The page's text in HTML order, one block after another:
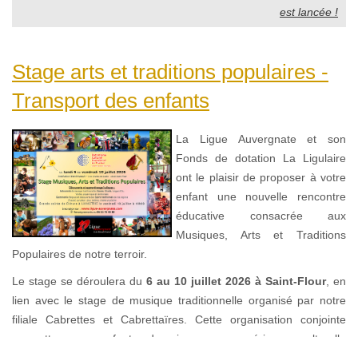
est lancée !
Stage arts et traditions populaires -
Transport des enfants
La Ligue Auvergnate et son
Fonds de dotation La Ligulaire
ont le plaisir de proposer à votre
enfant une nouvelle rencontre
éducative consacrée aux
Musiques, Arts et Traditions
Populaires de notre terroir.
Le stage se déroulera du 6 au 10 juillet 2026 à Saint-Flour, en
lien avec le stage de musique traditionnelle organisé par notre
filiale Cabrettes et Cabrettaïres. Cette organisation conjointe